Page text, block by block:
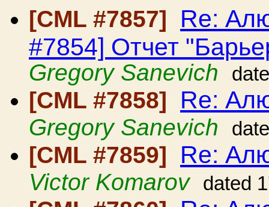
[CML #7857]
Re:
#7854] Отчет
Gregory Sanevich
[CML #7858] Re:
Gregory Sanevich
[CML #7859] Re:
Victor Komarov dated